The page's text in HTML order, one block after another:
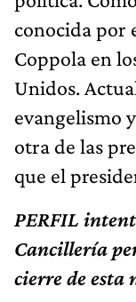
conocida por
Coppola en
Unidos.
evangelismo
otra de las
que el
PERFIL
Cancillería
cierre de esta